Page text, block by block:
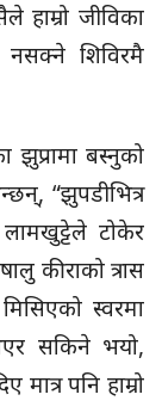
जीविका
शिविरमै
झुप्रामा बस्नुको
“झुपडीभित्र
टोकेर
कीराको त्रास
स्वरमा
सकिने भयो,
मात्र पनि हाम्रो